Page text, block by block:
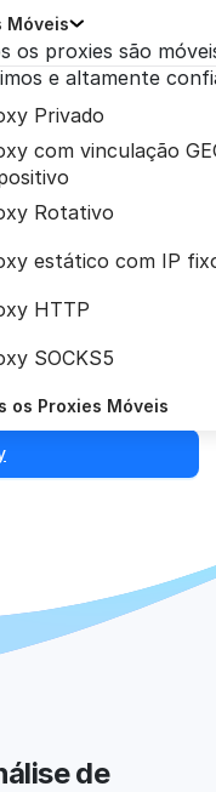
Móveis
os proxies são
e altamente
Privado
com vinculação
Rotativo
estático com IP
HTTP
SOCKS5
os Proxies Móveis
SEO
de busca com
essencial para
interrupções.
de